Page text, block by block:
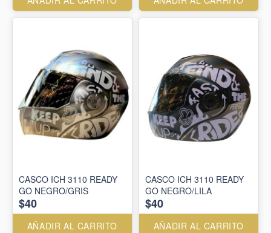
CASCO ICH 3110 READY
GO NEGRO/GRIS
$40
AÑADIR AL CARRITO
CASCO ICH 3110 READY
GO NEGRO/LILA
$40
AÑADIR AL CARRITO